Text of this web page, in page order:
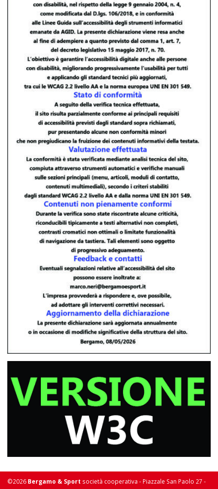
©2026 Bergamo & Sport società cooperativa - Piazzale San Paolo 27 -